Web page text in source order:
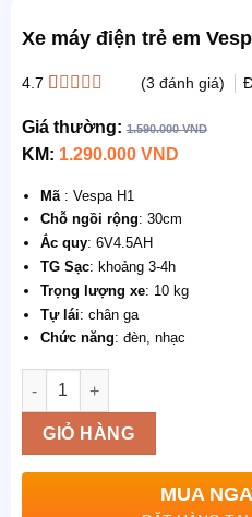
Xe máy điện trẻ em
4.7
dựa trên
đánh giá
(3 đánh giá)
Giá thường:1.590.000VND
KM: 1.290.000 VND
Mã : Vespa H1
Chỗ ngồi rộng: 30cm
Ắc quy: 6V4.5AH
TG Sạc: khoảng 3-4h
Trọng lượng xe: 10 kg
Tự lái: chân ga
Chức năng: đèn, nhạc
Số lượng
GIỎ HÀNG
MUA